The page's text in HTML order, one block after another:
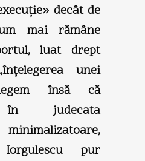
decât de
mai rămâne
luat drept
unei
însă că
judecata
pur